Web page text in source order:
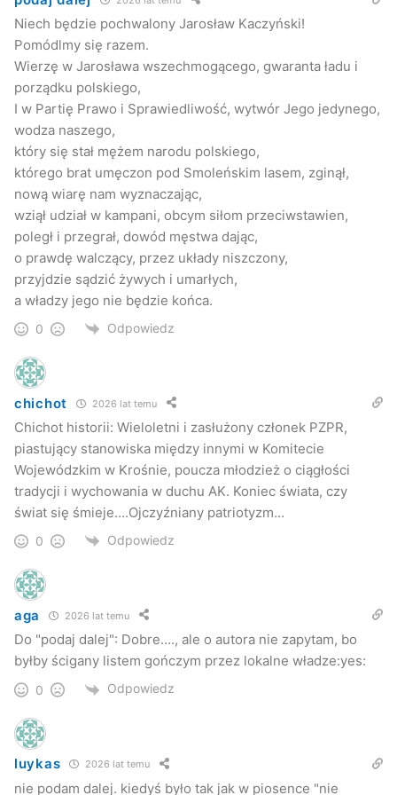
Zenona Soboty ps. „Korczak” uwolnili 66 więźniów
politycznych i około 120 więźniów pospolitych z więzienia
w Jaśle.
W miejscu gdzie znajdowała się brama wiezienia w 2001
roku powstał pomnik „W hołdzie żołnierzom AK.”
kk
Jaslonet.pl
– – –
Fotogaleria:
66. Rocznicy Powstania Warszawskiego oraz 67.
Rocznicy Zdobycia Więzienia Jaśle
Niech będzie pochwalony Jarosław Kaczyński!
Pomódlmy się razem.
Wierzę w Jarosława wszechmogącego, gwaranta ładu i
porządku polskiego,
I w Partię Prawo i Sprawiedliwość, wytwór Jego jedynego,
wodza naszego,
który się stał mężem narodu polskiego,
którego brat umęczon pod Smoleńskim lasem, zginął,
nową wiarę nam wyznaczając,
wziął udział w kampani, obcym siłom przeciwstawien,
poległ i przegrał, dowód męstwa dając,
o prawdę walczący, przez układy niszczony,
przyjdzie sądzić żywych i umarłych,
a władzy jego nie będzie końca.
0 Odpowiedz
chichot 2026 lat temu
Chichot historii: Wieloletni i zasłużony członek PZPR,
piastujący stanowiska między innymi w Komitecie
Wojewódzkim w Krośnie, poucza młodzież o ciągłości
tradycji i wychowania w duchu AK. Koniec świata, czy
świat się śmieje….Ojczyźniany patriotyzm…
0 Odpowiedz
aga 2026 lat temu
Do "podaj dalej": Dobre…., ale o autora nie zapytam, bo
byłby ścigany listem gończym przez lokalne władze:yes:
0 Odpowiedz
luykas 2026 lat temu
nie podam dalej. kiedyś było tak jak w piosence "nie